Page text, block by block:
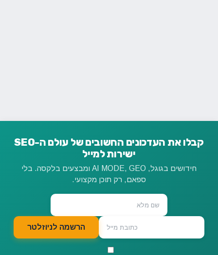
קבלו את העדכונים החשובים של עולם ה-SEO
ישירות למייל
חידושים בגוגל, AI MODE, GEO ומבצעים בלקסה. בלי
ספאם, רק תוכן מקצועי.
הרשמה לניוזלטר